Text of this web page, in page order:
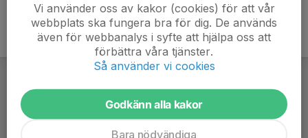
Vi använder oss av kakor (cookies) för att vår
webbplats ska fungera bra för dig. De används
även för webbanalys i syfte att hjälpa oss att
förbättra våra tjänster.
Så använder vi cookies
Godkänn alla kakor
Bara nödvändiga